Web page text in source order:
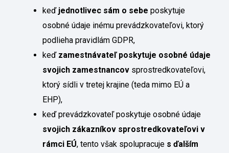
keď jednotlivec sám o sebe poskytuje
osobné údaje inému prevádzkovateľovi, ktorý
podlieha pravidlám GDPR,
keď zamestnávateľ poskytuje osobné údaje
svojich zamestnancov sprostredkovateľovi,
ktorý sídli v tretej krajine (teda mimo EÚ a
EHP),
keď prevádzkovateľ poskytuje osobné údaje
svojich zákazníkov sprostredkovateľovi v
rámci EÚ, tento však spolupracuje s ďalším